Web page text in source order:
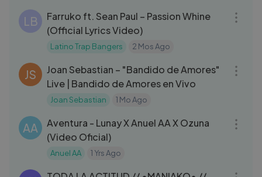
LB
Farruko ft. Sean Paul – Passion Whine
(Official Lyrics Video)
Latino Trap Bangers 2 Mos Ago
JS
Joan Sebastian – "Bandido de Amores"
Live | Bandido de Amores en Vivo
Joan Sebastian 1 Mo Ago
AA
Aventura - Lunay X Anuel AA X Ozuna
(Video Oficial)
Anuel AA 1 Yrs Ago